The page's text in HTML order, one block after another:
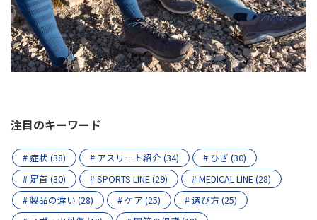
注目のキーワード
# 症状 (38) # アスリート紹介 (34)
# ひざ (30)
# 足首 (30)
# SPORTS LINE (29)
# MEDICAL LINE (28)
# 製品の違い (28)
# ケア (25)
# 選び方 (25)